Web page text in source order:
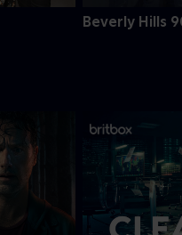
Beverly Hills